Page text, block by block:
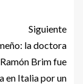
Siguiente
la doctora
Brim fue
en Italia por un